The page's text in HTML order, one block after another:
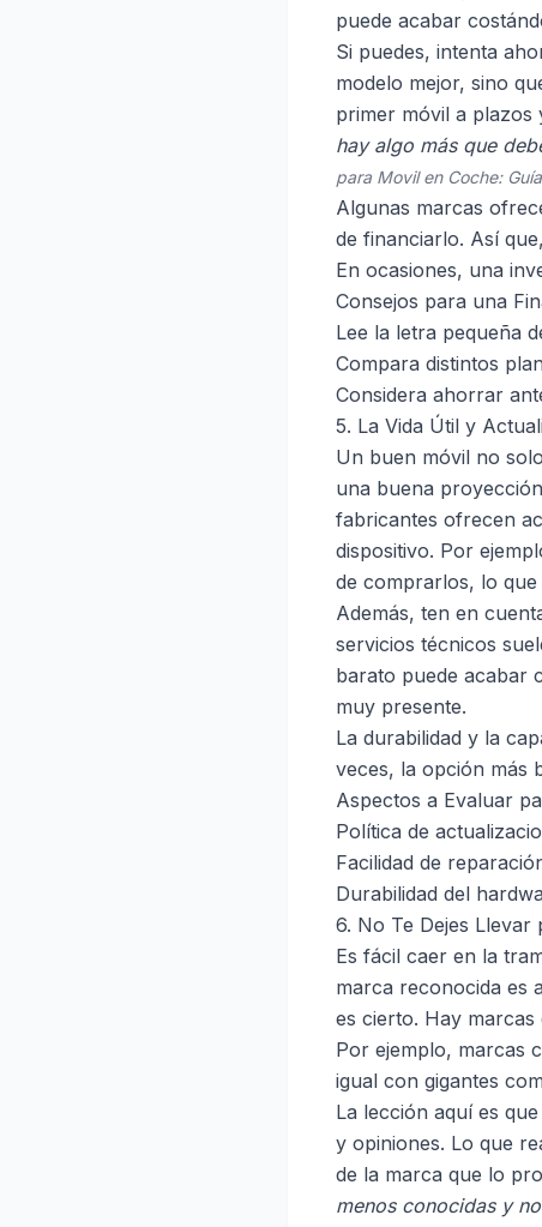
puede acabar
Si puedes, intenta
modelo mejor, sino
primer móvil a plazos
hay algo más que
para Movil en Coche:
Algunas marcas
de financiarlo. Así
En ocasiones, una
Consejos para una
Lee la letra pequeña
Compara distintos
Considera ahorrar
5. La Vida Útil y
Un buen móvil no
una buena
fabricantes ofrecen
dispositivo. Por
de comprarlos, lo que
Además, ten en
servicios técnicos
barato puede acabar
muy presente.
La durabilidad y la
veces, la opción más
Aspectos a Evaluar
Política de
Facilidad de
Durabilidad del
6. No Te Dejes Llevar
Es fácil caer en la
marca reconocida es
es cierto. Hay marcas
Por ejemplo, marcas
igual con gigantes
La lección aquí es
y opiniones. Lo que
de la marca que lo
menos conocidas y